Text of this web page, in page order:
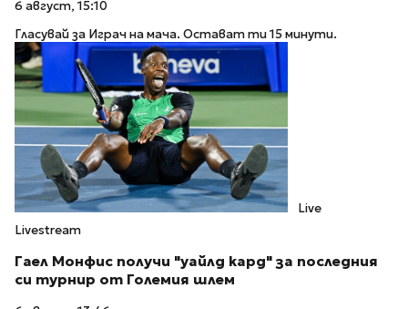
6 август, 15:10
Гласувай за Играч на мача. Остават ти 15 минути.
Live
Livestream
Гаел Монфис получи "уайлд кард" за последния
си турнир от Големия шлем